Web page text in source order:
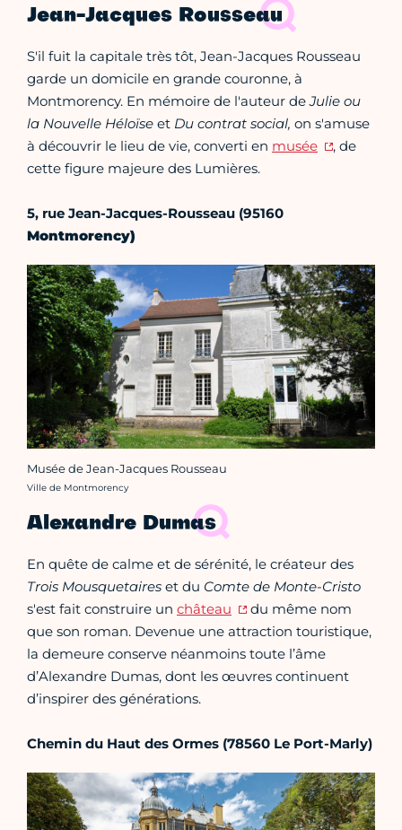
Jean-Jacques Rousseau
S'il fuit la capitale très tôt, Jean-Jacques Rousseau
garde un domicile en grande couronne, à
Montmorency. En mémoire de l'auteur deJulie ou
la Nouvelle Héloïse et Du contrat social, on s'amuse
à découvrir le lieu de vie, converti en musée
, de
cette figure majeure des Lumières.
5, rue Jean-Jacques-Rousseau (95160
Montmorency)
Musée de Jean-Jacques Rousseau
Crédit photo :
Ville de Montmorency
Alexandre Dumas
En quête de calme et de sérénité, le créateur des
Trois Mousquetaires et du Comte de Monte-Cristo
s'est fait construire un château
du même nom
que son roman. Devenue une attraction touristique,
la demeure conserve néanmoins toute l’âme
d’Alexandre Dumas, dont les œuvres continuent
d’inspirer des générations.
Chemin du Haut des Ormes (78560 Le Port-Marly)